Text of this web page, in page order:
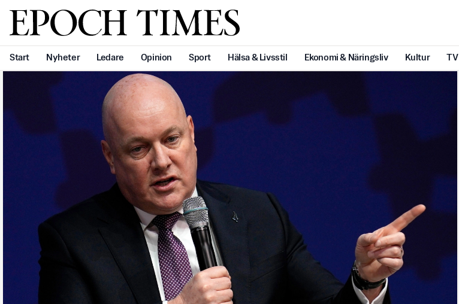
Svenska Epoch Times
Start Nyheter Ledare Opinion Sport Hälsa & Livsstil Ekonomi & Näringsliv Kultur TV